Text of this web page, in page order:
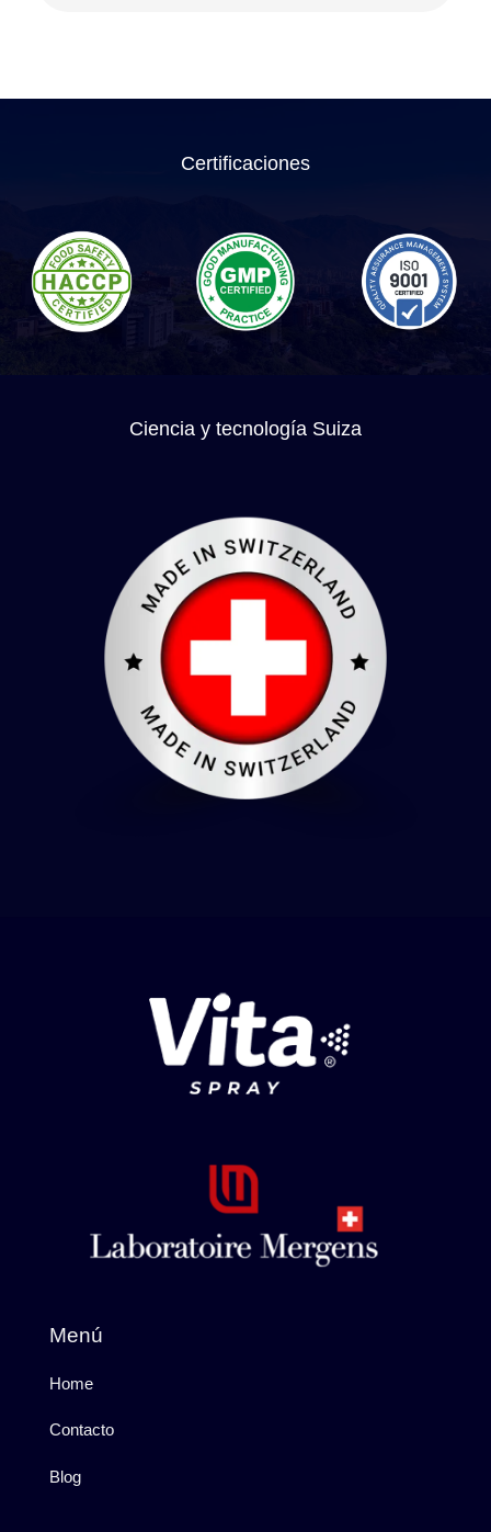
Certificaciones
Ciencia y tecnología Suiza
Menú
Home
Contacto
Blog